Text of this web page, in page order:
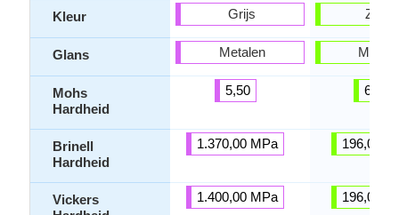
Kleur
Glans
Mohs
Hardheid
Brinell
Hardheid
Vickers
Grijs
Metalen
5,50
1.370,00 MPa
1.400,00 MPa
Zilver
6,00
196,00
196,00